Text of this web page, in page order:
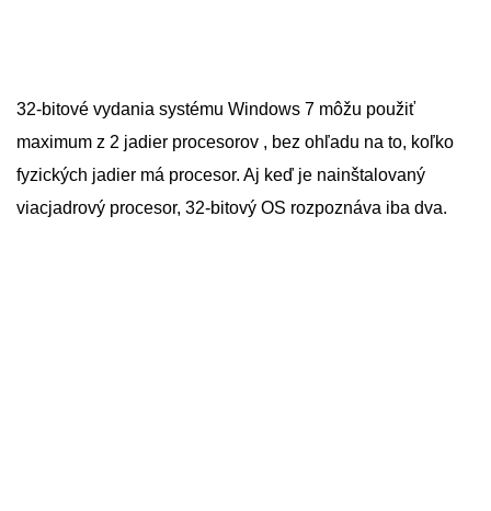
32-bitové vydania systému Windows 7 môžu použiť
maximum z 2 jadier procesorov , bez ohľadu na to, koľko
fyzických jadier má procesor. Aj keď je nainštalovaný
viacjadrový procesor, 32-bitový OS rozpoznáva iba dva.